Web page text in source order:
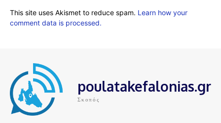
This site uses Akismet to reduce spam. Learn how your
comment data is processed.
poulatakefalonias.gr
Σκοπός